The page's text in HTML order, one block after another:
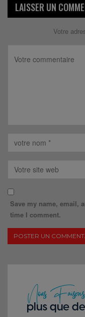
LAISSER UN
Votre
Save my name, email,
time I comment.